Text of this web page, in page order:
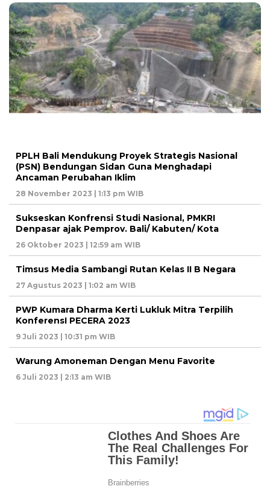
PPLH Bali Mendukung Proyek Strategis Nasional
(PSN) Bendungan Sidan Guna Menghadapi
Ancaman Perubahan Iklim
28 November 2023 | 1:13 pm WIB
Sukseskan Konfrensi Studi Nasional, PMKRI
Denpasar ajak Pemprov. Bali/ Kabuten/ Kota
26 Oktober 2023 | 12:59 am WIB
Timsus Media Sambangi Rutan Kelas II B Negara
27 Agustus 2023 | 1:02 am WIB
PWP Kumara Dharma Kerti Lukluk Mitra Terpilih
KonferensI PECERA 2023
9 Juli 2023 | 10:31 pm WIB
Warung Amoneman Dengan Menu Favorite
6 Juli 2023 | 2:13 am WIB